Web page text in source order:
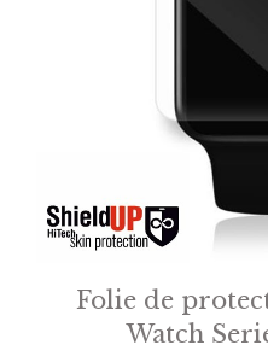
Folie de
Watch